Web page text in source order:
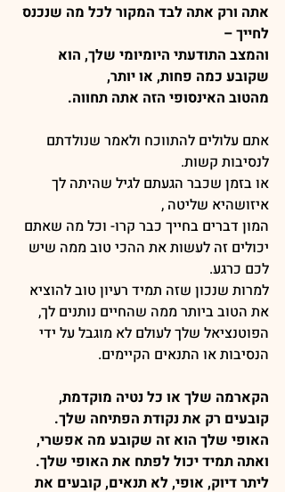
אתה ורק אתה לבד המקור לכל מה שנכנס
לחייך –
והמצב התודעתי היומיומי שלך, הוא
שקובע כמה פחות, או יותר,
מהטוב האינסופי הזה אתה תחווה.
אתם עלולים להתווכח ולאמר שנולדתם
לנסיבות קשות.
או בזמן שכבר הגעתם לגיל שהיתה לך
איזושהיא שליטה ,
המון דברים בחייך כבר קרו- וכל מה שאתם
יכולים זה לעשות את ההכי טוב ממה שיש
לכם כרגע.
למרות שנכון שזה תמיד רעיון טוב להוציא
את הטוב ביותר ממה שהחיים נותנים לך,
הפוטנציאל שלך לעולם לא מוגבל על ידי
הנסיבות או התנאים הקיימים.
הקארמה שלך או כל נטיה מוקדמת,
קובעים רק את נקודת הפתיחה שלך.
האופי שלך הוא זה שקובע מה אפשרי,
ואתה תמיד יכול לפתח את האופי שלך.
ליתר דיוק, אופי, לא תנאים, קובעים את